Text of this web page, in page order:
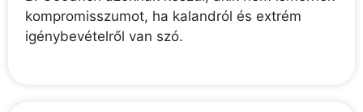
kompromisszumot, ha kalandról és extrém
igénybevételről van szó.